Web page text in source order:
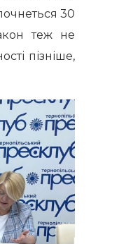
30
теж не
пізніше,